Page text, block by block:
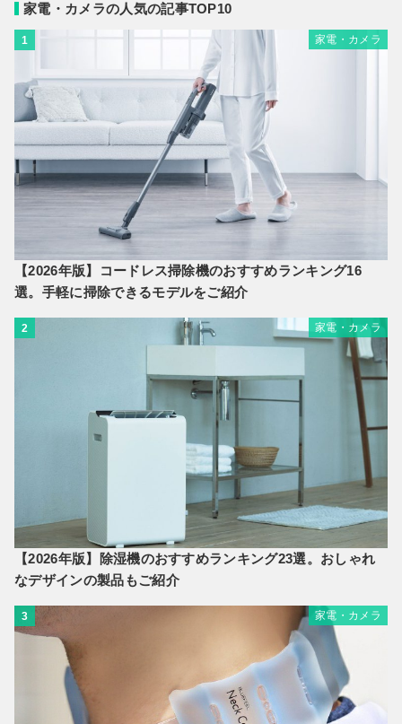
家電・カメラの人気の記事TOP10
1 家電・カメラ
【2026年版】コードレス掃除機のおすすめランキング16
選。手軽に掃除できるモデルをご紹介
2 家電・カメラ
【2026年版】除湿機のおすすめランキング23選。おしゃれ
なデザインの製品もご紹介
3 家電・カメラ